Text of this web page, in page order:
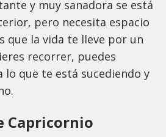
y muy sanadora se está
pero necesita espacio
que la vida te lleve por un
recorrer, puedes
lo que te está sucediendo y
Capricornio